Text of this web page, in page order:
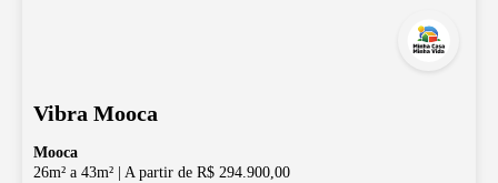
Vibra Mooca
Mooca
26m² a 43m²
A partir de R$ 294.900,00